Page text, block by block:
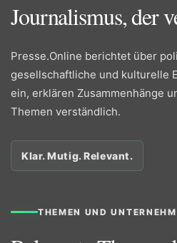
Journalismus, der
Presse.Online berichtet über
gesellschaftliche und kulturelle
ein, erklären Zusammenhänge
Themen verständlich.
Klar. Mutig. Relevant.
THEMEN UND